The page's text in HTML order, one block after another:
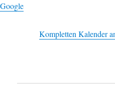
Google
Kompletten Kalender